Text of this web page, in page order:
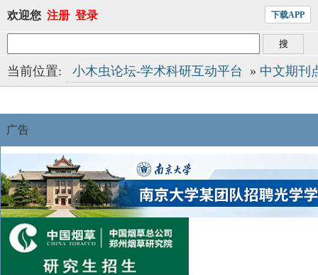
欢迎您 注册 登录 下载APP
当前位置: 小木虫论坛-学术科研互动平台 » 中文期刊
广告